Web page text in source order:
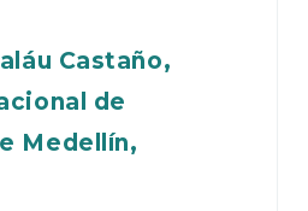
Castaño,
de
Medellín,